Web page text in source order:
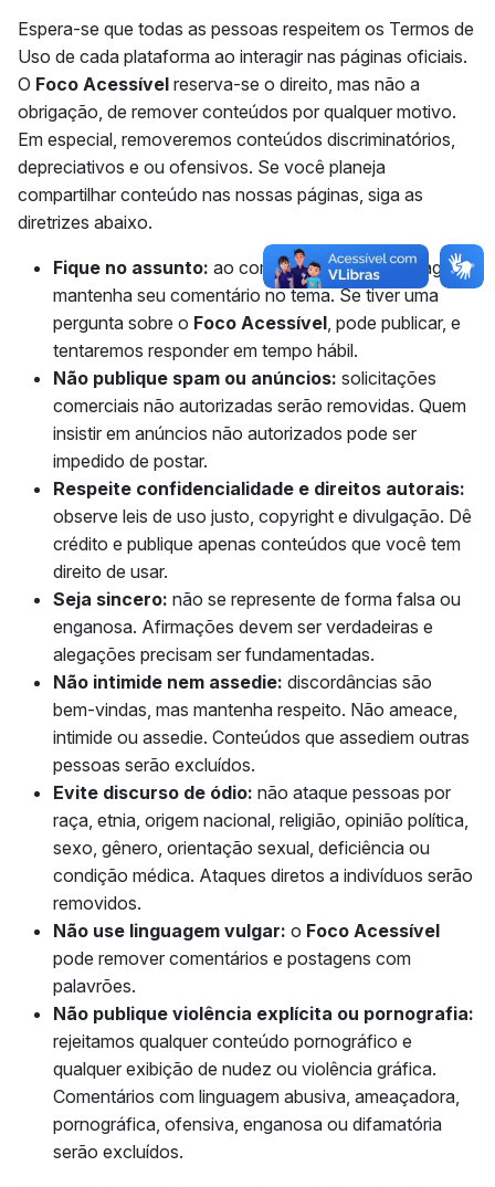
Espera-se que todas as pessoas respeitem os Termos de
Uso de cada plataforma ao interagir nas páginas oficiais.
O Foco Acessível reserva-se o direito, mas não a
obrigação, de remover conteúdos por qualquer motivo.
Em especial, removeremos conteúdos discriminatórios,
depreciativos e ou ofensivos. Se você planeja
compartilhar conteúdo nas nossas páginas, siga as
diretrizes abaixo.
Fique no assunto: ao comentar em uma postagem,
mantenha seu comentário no tema. Se tiver uma
pergunta sobre o Foco Acessível, pode publicar, e
tentaremos responder em tempo hábil.
Não publique spam ou anúncios: solicitações
comerciais não autorizadas serão removidas. Quem
insistir em anúncios não autorizados pode ser
impedido de postar.
Respeite confidencialidade e direitos autorais:
observe leis de uso justo, copyright e divulgação. Dê
crédito e publique apenas conteúdos que você tem
direito de usar.
Seja sincero: não se represente de forma falsa ou
enganosa. Afirmações devem ser verdadeiras e
alegações precisam ser fundamentadas.
Não intimide nem assedie: discordâncias são
bem-vindas, mas mantenha respeito. Não ameace,
intimide ou assedie. Conteúdos que assediem outras
pessoas serão excluídos.
Evite discurso de ódio: não ataque pessoas por
raça, etnia, origem nacional, religião, opinião política,
sexo, gênero, orientação sexual, deficiência ou
condição médica. Ataques diretos a indivíduos serão
removidos.
Não use linguagem vulgar: o Foco Acessível
pode remover comentários e postagens com
palavrões.
Não publique violência explícita ou pornografia:
rejeitamos qualquer conteúdo pornográfico e
qualquer exibição de nudez ou violência gráfica.
Comentários com linguagem abusiva, ameaçadora,
pornográfica, ofensiva, enganosa ou difamatória
serão excluídos.